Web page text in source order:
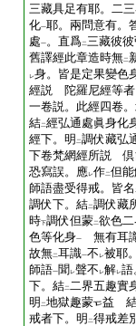
三藏具足有耶。二
化一耶。兩問意有。
處一。直爲二三藏彼
舊譯經此章造時無二
レ身。皆是定果變色
經説 陀羅尼經等者
一卷説。此經四卷
結二經弘通處眞身化
經下。明 二調伏藏弘
下卷梵網經所説 倶
恐寫誤。應レ作二但
師語盡受得戒。皆名
調伏下。結二調伏藏
時下調伏但蒙二欲色
色等化身一
無有耳
故無二耳識一不 レ被耶
師語一聞 レ聲不 レ解レ語
下。結二二界五趣實
明 二地獄趣蒙
益
戒者下。明 二得戒差